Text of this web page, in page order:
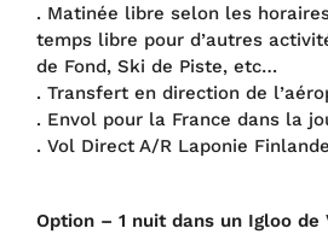
. Matinée libre selon les
temps libre pour d’autres
de Fond, Ski de Piste, etc…
. Transfert en direction de
. Envol pour la France dans la
. Vol Direct A/R Laponie
Option – 1 nuit dans un Igloo de